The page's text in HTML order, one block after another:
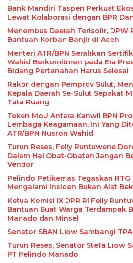
Bank Mandiri Taspen Perkuat
Lewat Kolaborasi dengan BPR
Menembus Daerah Terisolir, DPW
Bantuan Korban Banjir di Aceh
Menteri ATR/BPN Serahkan
Wahid Berkomitmen pada Era
Bidang Pertanahan Harus Selesai
Rakor dengan Pemprov Sulut,
Kepala Daerah Se-Sulut Sepakat
Tata Ruang
Teken MoU Antara Kanwil BPN
Lembaga Keagamaan, Ini Yang
ATR/BPN Nusron Wahid
Turun Reses, Felly Runtuwene
Dalam Hal Obat-Obatan Jangan
Vendor
Pelindo Petikemas Tegaskan RTG
Mengalami Insiden Bukan Alat
Ketua Komisi IX DPR RI Felly
Bantuan Buat Warga Terdampak
Manado dan Minsel
Senator SBAN Liow Sambangi
Turun Reses, Senator Stefa Liow
PT Pelindo Manado